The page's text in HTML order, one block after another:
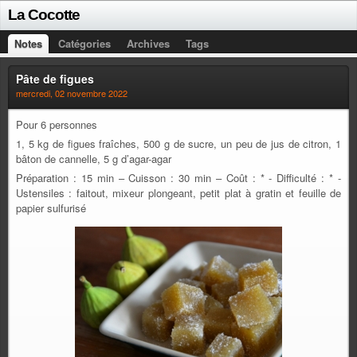
La Cocotte
Notes Catégories Archives Tags
Pâte de figues
mercredi, 02 novembre 2022
Pour 6 personnes
1, 5 kg de figues fraîches, 500 g de sucre, un peu de jus de citron, 1
bâton de cannelle, 5 g d’agar-agar
Préparation : 15 min – Cuisson : 30 min – Coût : * - Difficulté : * -
Ustensiles : faitout, mixeur plongeant, petit plat à gratin et feuille de
papier sulfurisé